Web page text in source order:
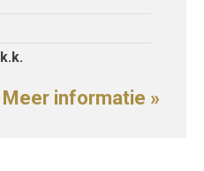
k.k.
Meer informatie »